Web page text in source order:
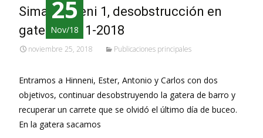
25
Nov/18
Sima Hinneni 1, desobstrucción en
gatera 10-11-2018
noviembre 25, 2018 Publicaciones principales
Entramos a Hinneni, Ester, Antonio y Carlos con dos
objetivos, continuar desobstruyendo la gatera de barro y
recuperar un carrete que se olvidó el último día de buceo.
En la gatera sacamos